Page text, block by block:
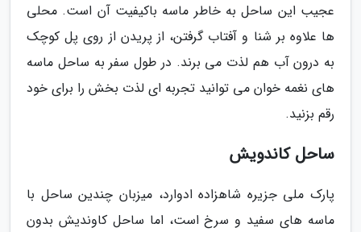
عجیب این ساحل به خاطر ماسه باکیفیت آن است. محلی
ها علاوه بر شنا و آفتاب گرفتن، از پریدن از روی پل کوچک
به درون آب هم لذت می برند. در طول سفر به ساحل ماسه
های نغمه خوان می توانید تجربه ای لذت بخش را برای خود
رقم بزنید.
ساحل کاندویش
پارک ملی جزیره شاهزاده ادوارد، میزبان چندین ساحل با
ماسه های سفید و سرخ است، اما ساحل کاوندیش بدون